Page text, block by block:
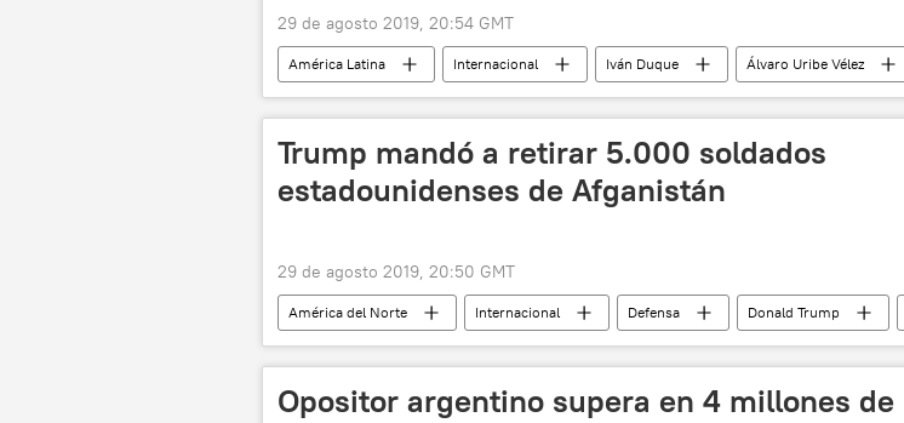
29 de agosto 2019, 20:54 GMT
América Latina Internacional Iván Duque Álvaro Uribe Vélez
política
Una facción de las FARC retoma la lucha armada noticias
Trump mandó a retirar 5.000 soldados
estadounidenses de Afganistán
29 de agosto 2019, 20:50 GMT
América del Norte Internacional Defensa Donald Trump
🌏 Asia
Movimiento Talibán noticias
Opositor argentino supera en 4 millones de